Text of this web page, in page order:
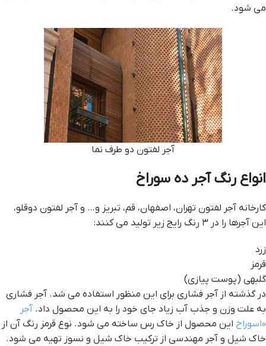
می شود.
آجر لفتون دو طرف نما
انواع رنگ آجر ده سوراخ
کارخانه آجر لفتون تهران، اصفهان، قم، تبریز و… و آجر لفتون دوقلو،
این آجرها را در ۳ رنگ رایج زیر تولید می کنند:
زرد
قرمز
گلبهی (پوست پیازی)
در گذشته از آجر فشاری برای این منظور استفاده می شد. آجر فشاری
به علت وزن و جذب آب زیاد جای خود را به این محصول داد. آجر
۱۰سوراخ
این محصول از خاک رس ساخته می شود. نوع قرمز رنگ آن از
خاک شیل و آجر مهندسی از ترکیب خاک شیل و نسوز تهیه می شود.